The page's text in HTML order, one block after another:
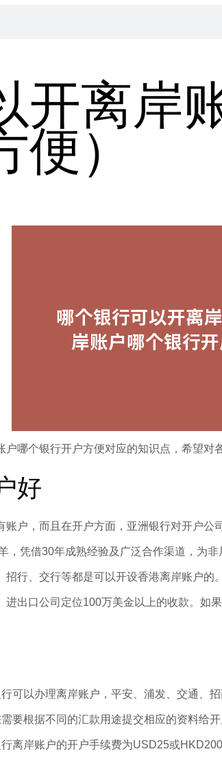
开离岸
）
哪个银行开户方便对应的知识点，希望对
好
户，而且在开户方面，亚洲银行对开户公
凭借30年成熟经验及广泛合作渠道，为
行、交行等都是可以开设香港离岸账户的
出口公司定位100万美金以上的收款。
可以办理离岸账户，平安、浦发、交通、招
要根据不同的汇款用途提交相应的资料给
离岸账户的开户手续费为USD25或